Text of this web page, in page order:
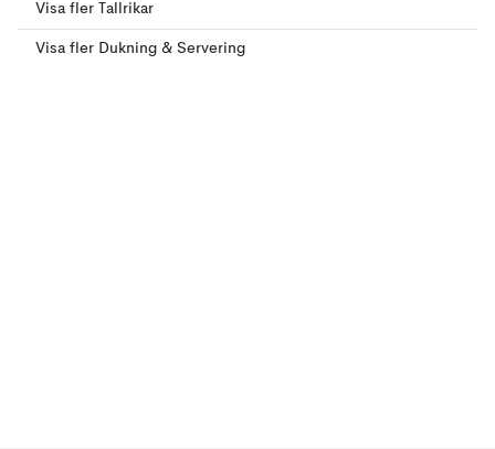
Visa fler Tallrikar
Visa fler Dukning & Servering